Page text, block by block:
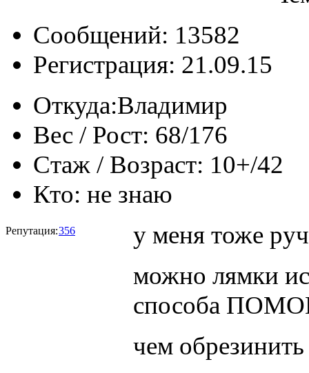
Сообщений: 13582
Регистрация: 21.09.15
Откуда:Владимир
Вес / Рост: 68/176
Стаж / Возраст: 10+/42
Кто: не знаю
Репутация:356
у меня тоже
можно лямки
способа
чем